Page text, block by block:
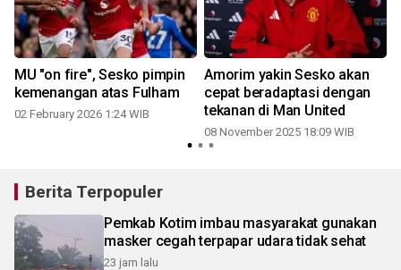
MU "on fire", Sesko pimpin
kemenangan atas Fulham
02 February 2026 1:24 WIB
Amorim yakin Sesko akan
cepat beradaptasi dengan
tekanan di Man United
08 November 2025 18:09 WIB
Berita Terpopuler
Pemkab Kotim imbau masyarakat gunakan
masker cegah terpapar udara tidak sehat
23 jam lalu